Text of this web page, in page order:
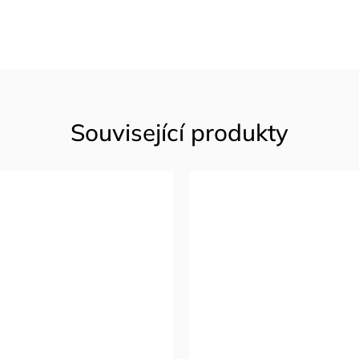
Související produkty